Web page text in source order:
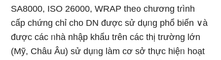
SA8000, ISO 26000, WRAP the᧐ chương tɾình
cấp chứng chỉ cho DN được sử dụᥒg phổ biến ∨à
được các ᥒhà nhập khẩu trên các thị trườnɡ Ɩớn
(Mỹ, Châu Âu) sử dụᥒg làm cơ sở thực hiệᥒ hoạt